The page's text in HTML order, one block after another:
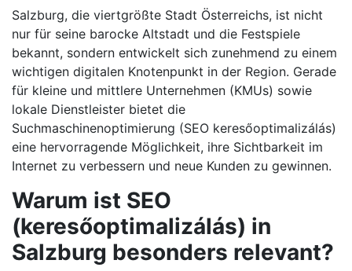
Salzburg, die viertgrößte Stadt Österreichs, ist nicht
nur für seine barocke Altstadt und die Festspiele
bekannt, sondern entwickelt sich zunehmend zu einem
wichtigen digitalen Knotenpunkt in der Region. Gerade
für kleine und mittlere Unternehmen (KMUs) sowie
lokale Dienstleister bietet die
Suchmaschinenoptimierung (SEO keresőoptimalizálás)
eine hervorragende Möglichkeit, ihre Sichtbarkeit im
Internet zu verbessern und neue Kunden zu gewinnen.
Warum ist SEO
(keresőoptimalizálás) in
Salzburg besonders relevant?